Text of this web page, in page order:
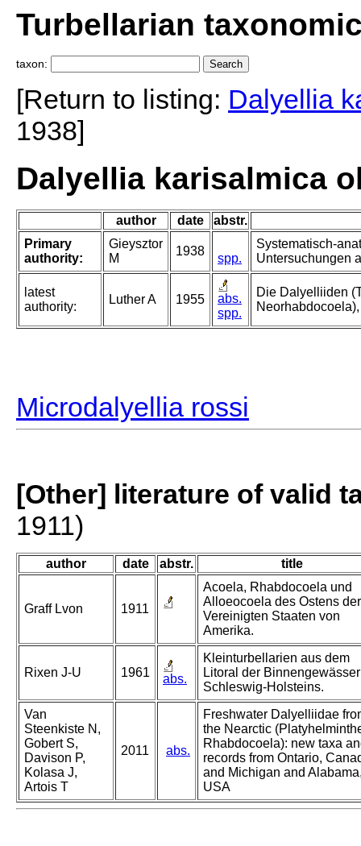
Turbellarian
taxon:
[Return to listing: Dalyellia
1938]
Dalyellia karisalmica
author date
abstr.
Primary
authority:
Gieysztor
M
1938
spp.
Systematisch-
Untersuchungen
latest
authority:
Luther A 1955
abs.
spp.
Die Dalyelliiden
Microdalyellia rossi
[Other] literature of valid
1911)
author date abstr. title
Graff Lvon 1911
Acoela, Rhabdocoela und
Alloeocoela des Ostens der
Vereinigten Staaten von
Amerika.
Rixen J-U 1961 abs.
Kleinturbellarien aus dem
Litoral der Binnengewässer
Schleswig-Holsteins.
Van
Steenkiste N,
Gobert S,
Davison P,
Kolasa J,
Artois T
2011 abs.
Freshwater Dalyelliidae
the Nearctic
Rhabdocoela): new taxa
records from Ontario,
and Michigan and
USA